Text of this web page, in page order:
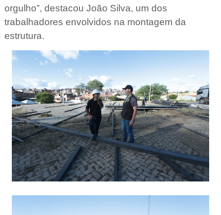
orgulho”, destacou João Silva, um dos
trabalhadores envolvidos na montagem da
estrutura.